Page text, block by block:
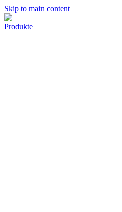
Skip to main content
Produkte